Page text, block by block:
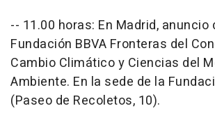
-- 11.00 horas: En Madrid, anuncio
Fundación BBVA Fronteras del
Cambio Climático y Ciencias del
Ambiente. En la sede de la
(Paseo de Recoletos, 10).